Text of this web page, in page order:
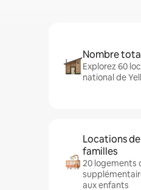
Nombre
Explorez 60
national de
Locations
familles
20 logements
aux enfants